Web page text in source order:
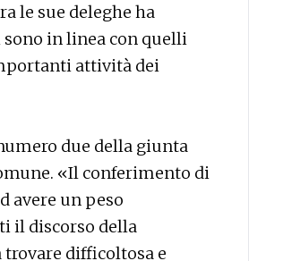
le sue deleghe ha
in linea con quelli
attività dei
due della giunta
«Il conferimento di
avere un peso
il discorso della
difficoltosa e